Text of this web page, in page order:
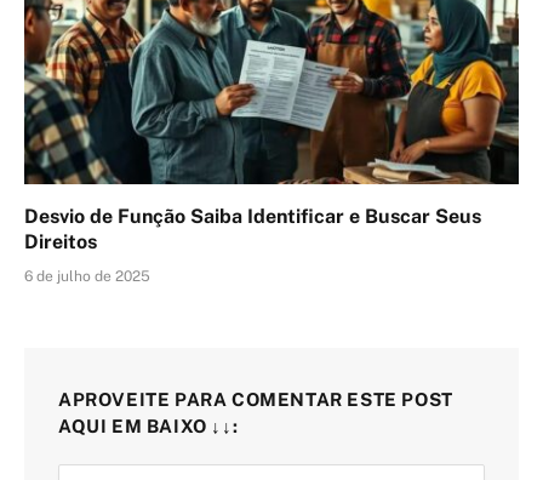
Desvio de Função Saiba Identificar e Buscar Seus
Direitos
6 de julho de 2025
APROVEITE PARA COMENTAR ESTE POST
AQUI EM BAIXO ↓↓: